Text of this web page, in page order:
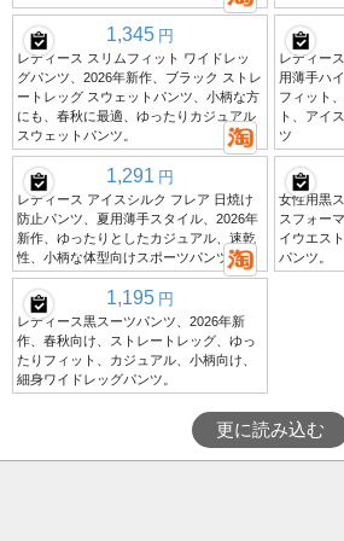
1,345 円
レディース スリムフィット ワイドレッ
グパンツ、2026年新作、ブラック ストレ
ートレッグ スウェットパンツ、小柄な方
にも、春秋に最適、ゆったりカジュアル
スウェットパンツ。
レディー
用薄手ハ
フィット
ト、アイ
ツ
1,291 円
レディース アイスシルク フレア 日焼け
防止パンツ、夏用薄手スタイル、2026年
新作、ゆったりとしたカジュアル、速乾
性、小柄な体型向けスポーツパンツ
女性用黒
スフォー
イウエス
パンツ。
1,195 円
レディース黒スーツパンツ、2026年新
作、春秋向け、ストレートレッグ、ゆっ
たりフィット、カジュアル、小柄向け、
細身ワイドレッグパンツ。
更に読み込む